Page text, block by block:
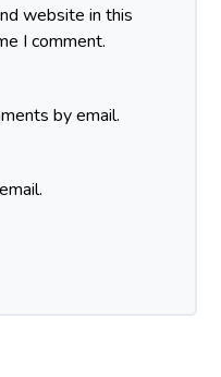
website in this
I comment.
by email.